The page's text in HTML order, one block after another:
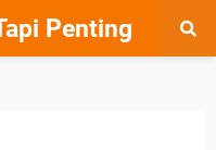
Penting